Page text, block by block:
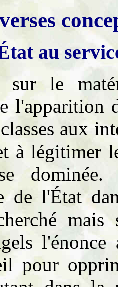
au
sur le
aux
à légitimer
de l'État
mais
pour